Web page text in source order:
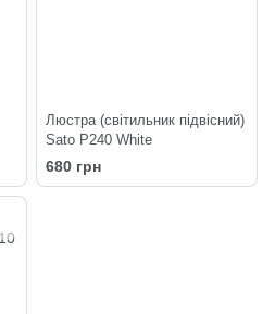
Люстра (світильник підвісний)
Sato P240 White
680 грн